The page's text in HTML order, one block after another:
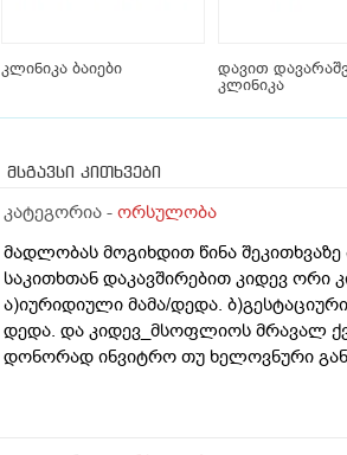
კლინიკა ბაიები
დავით
კლინიკა
მსგავსი კითხვები
კატეგორია - ორსულობა
მადლობას მოგიხდით წინა
საკითხთან დაკავშირებით კიდევ ორი
ა)იურიდიული მამა/დედა.
დედა. და კიდევ_მსოფლიოს მრავალ
დონორად ინვიტრო თუ ხელოვნური